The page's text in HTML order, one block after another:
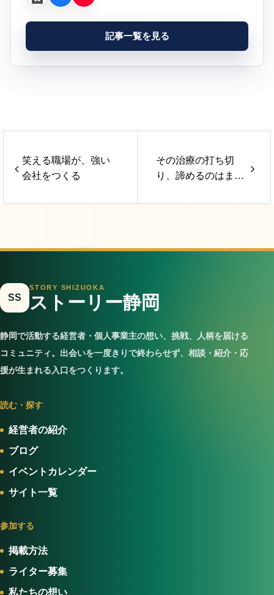
記事一覧を見る
笑える職場が、強い
会社をつくる
その治療の打ち切
り、諦めるのはまだ
SS
STORY SHIZUOKA
ストーリー静岡
静岡で活動する経営者・個人事業主の想い、挑戦、人柄を届ける
コミュニティ。出会いを一度きりで終わらせず、相談・紹介・応
援が生まれる入口をつくります。
読む・探す
経営者の紹介
ブログ
イベントカレンダー
サイト一覧
参加する
掲載方法
ライター募集
私たちの想い